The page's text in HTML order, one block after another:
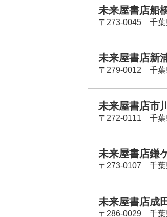
未来屋書店船
〒273-0045 千葉
未来屋書店新
〒279-0012 千葉
未来屋書店市
〒272-0111 千葉
未来屋書店鎌
〒273-0107 千葉
未来屋書店成
〒286-0029 千葉